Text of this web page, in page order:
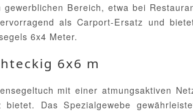
Bereich, etwa bei
als Carport-Ersatz und
6x4 Meter.
6x6 m
mit einer atmungsaktiven
Das Spezialgewebe